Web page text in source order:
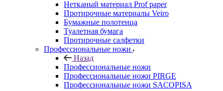
Нетканый материал Prof paper
Протирочные материалы Veiro
Бумажные полотенца
Туалетная бумага
Протирочные салфетки
Профессиональные ножи
Назад
Профессиональные ножи
Профессиональные ножи PIRGE
Профессиональные ножи SACOPISA